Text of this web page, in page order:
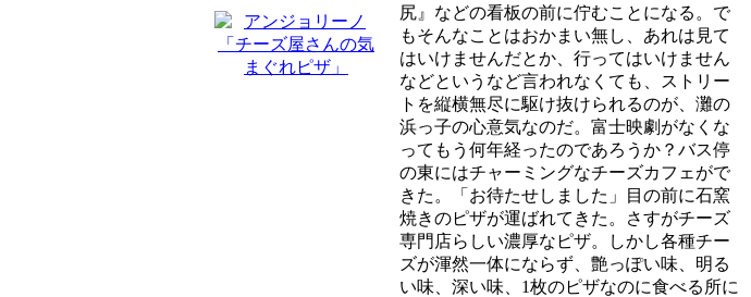
尻』などの看板の前に佇むことになる。で
もそんなことはおかまい無し、あれは見て
はいけませんだとか、行ってはいけません
などというなど言われなくても、ストリー
トを縦横無尽に駆け抜けられるのが、灘の
浜っ子の心意気なのだ。富士映劇がなくな
ってもう何年経ったのであろうか？バス停
の東にはチャーミングなチーズカフェがで
きた。「お待たせしました」目の前に石窯
焼きのピザが運ばれてきた。さすがチーズ
専門店らしい濃厚なピザ。しかし各種チー
ズが渾然一体にならず、艶っぽい味、明る
い味、深い味、1枚のピザなのに食べる所に